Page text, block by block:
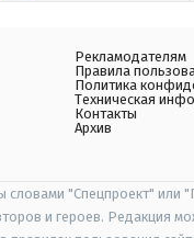
Рекламодателям
Правила
Политика
Техническая
Контакты
Архив
"Спецпроект" или
и героев. Редакция